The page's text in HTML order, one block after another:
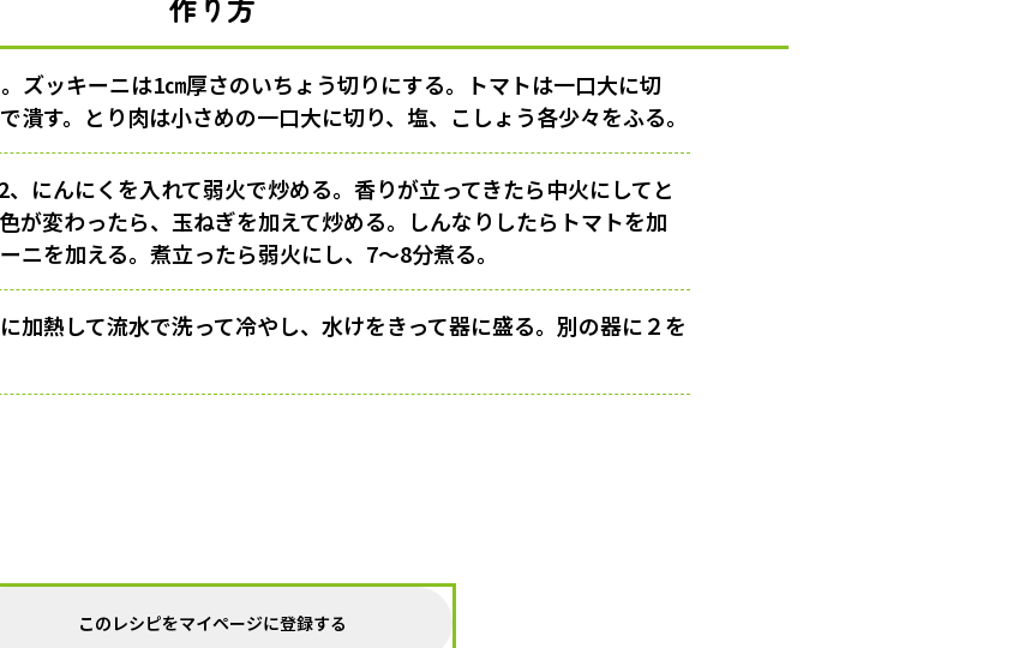
ズッキーニは1㎝厚さのいちょう切りにする。トマトは一口大に切
潰す。とり肉は小さめの一口大に切り、塩、こしょう各少々をふる。
にんにくを入れて弱火で炒める。香りが立ってきたら中火にしてと
が変わったら、玉ねぎを加えて炒める。しんなりしたらトマトを加
ニを加える。煮立ったら弱火にし、7〜8分煮る。
加熱して流水で洗って冷やし、水けをきって器に盛る。別の器に２を
このレシピをマイページに登録する